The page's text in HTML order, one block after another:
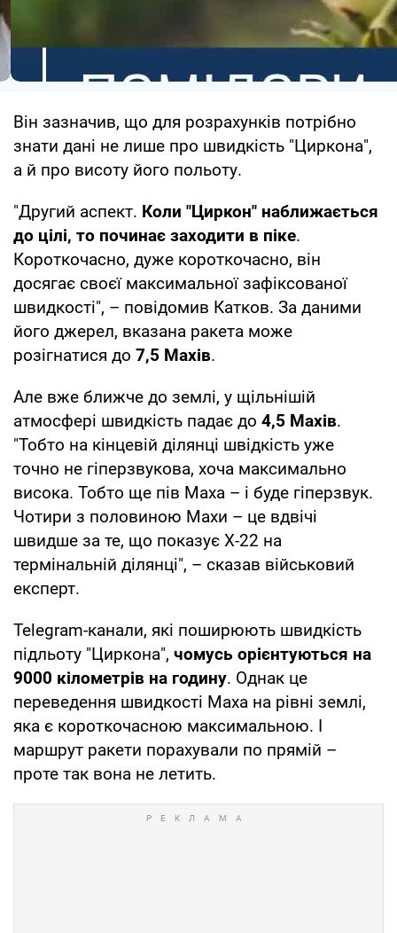
Він зазначив, що для розрахунків потрібно
знати дані не лише про швидкість "Циркона",
а й про висоту його польоту.
"Другий аспект. Коли "Циркон" наближається
до цілі, то починає заходити в піке.
Короткочасно, дуже короткочасно, він
досягає своєї максимальної зафіксованої
швидкості", – повідомив Катков. За даними
його джерел, вказана ракета може
розігнатися до 7,5 Махів.
Але вже ближче до землі, у щільнішій
атмосфері швидкість падає до 4,5 Махів.
"Тобто на кінцевій ділянці швідкість уже
точно не гіперзвукова, хоча максимально
висока. Тобто ще пів Маха – і буде гіперзвук.
Чотири з половиною Махи – це вдвічі
швидше за те, що показує Х-22 на
термінальній ділянці", – сказав військовий
експерт.
Telegram-канали, які поширюють швидкість
підльоту "Циркона", чомусь орієнтуються на
9000 кілометрів на годину. Однак це
переведення швидкості Маха на рівні землі,
яка є короткочасною максимальною. І
маршрут ракети порахували по прямій –
проте так вона не летить.